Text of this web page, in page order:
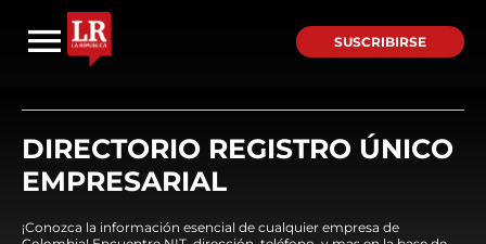
SUSCRIBIRSE
DIRECTORIO REGISTRO ÚNICO
EMPRESARIAL
¡Conozca la información esencial de cualquier empresa de